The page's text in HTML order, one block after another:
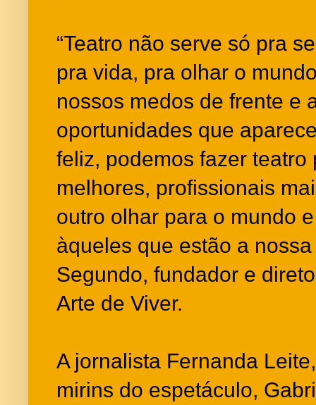
“Teatro não serve só pra
pra vida, pra olhar o
nossos medos de frente e
oportunidades que
feliz, podemos fazer
melhores, profissionais
outro olhar para o mundo
àqueles que estão a
Segundo, fundador e
Arte de Viver.
A jornalista Fernanda
mirins do espetáculo,